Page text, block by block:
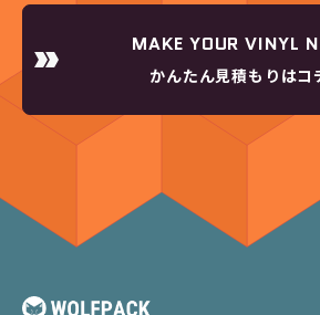
MAKE YOUR VINYL
かんたん見積もりはコ